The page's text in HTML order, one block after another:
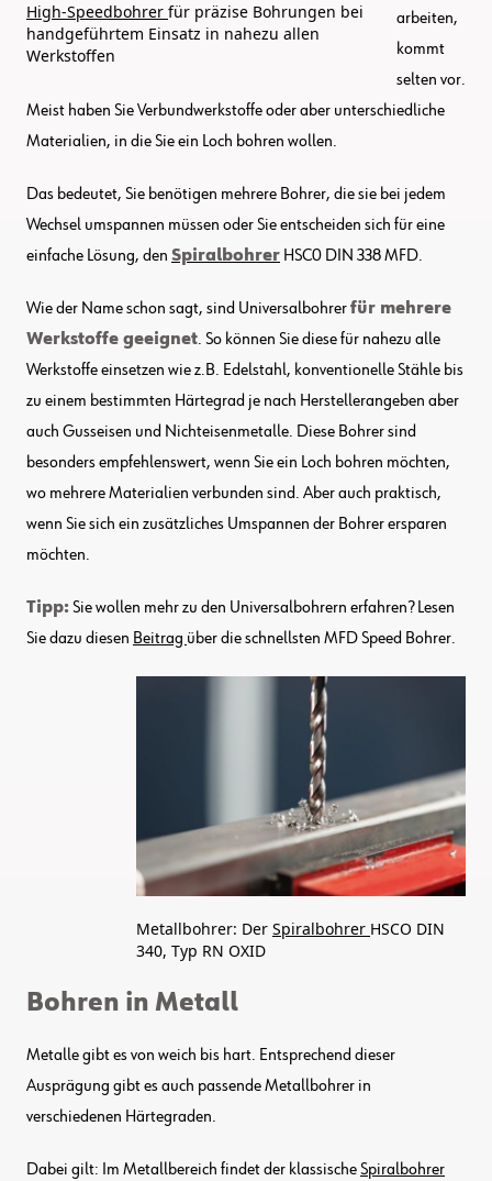
High-Speedbohrer für präzise Bohrungen bei
handgeführtem Einsatz in nahezu allen
Werkstoffen
arbeiten,
kommt
selten vor.
Meist haben Sie Verbundwerkstoffe oder aber unterschiedliche
Materialien, in die Sie ein Loch bohren wollen.
Das bedeutet, Sie benötigen mehrere Bohrer, die sie bei jedem
Wechsel umspannen müssen oder Sie entscheiden sich für eine
einfache Lösung, den Spiralbohrer HSC0 DIN 338 MFD.
Wie der Name schon sagt, sind Universalbohrerfür mehrere
Werkstoffe geeignet. So können Sie diese für nahezu alle
Werkstoffe einsetzen wie z.B. Edelstahl, konventionelle Stähle bis
zu einem bestimmten Härtegrad je nach Herstellerangeben aber
auch Gusseisen und Nichteisenmetalle. Diese Bohrer sind
besonders empfehlenswert, wenn Sie ein Loch bohren möchten,
wo mehrere Materialien verbunden sind. Aber auch praktisch,
wenn Sie sich ein zusätzliches Umspannen der Bohrer ersparen
möchten.
Tipp:Sie wollen mehr zu den Universalbohrern erfahren? Lesen
Sie dazu diesen Beitrag über die schnellsten MFD Speed Bohrer.
Metallbohrer: Der Spiralbohrer HSCO DIN
340, Typ RN OXID
Bohren in Metall
Metalle gibt es von weich bis hart. Entsprechend dieser
Ausprägung gibt es auch passende Metallbohrer in
verschiedenen Härtegraden.
Dabei gilt: Im Metallbereich findet der klassischeSpiralbohrer